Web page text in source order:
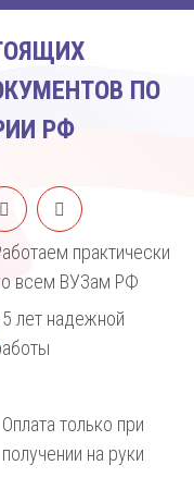
ПО
РФ
практически
всем ВУЗам РФ
лет надежной
Оплата только при
получении на руки